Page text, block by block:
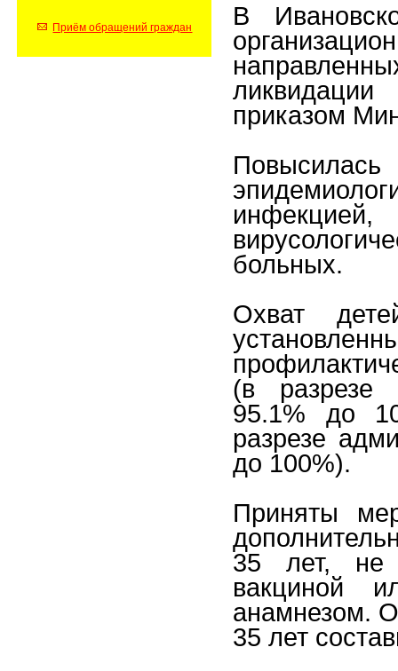
Приём обращений граждан
В
приказом
инфекцией,
больных.
Охват
(в разрезе
95.1% до
разрезе
до 100%).
Приняты
35 лет, не
вакциной
анамнезом.
35 лет